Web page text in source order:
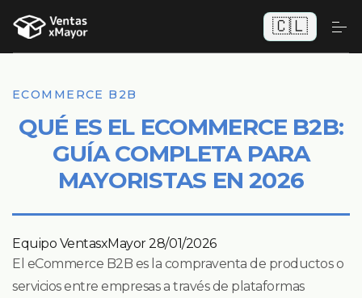
🇨🇱
ECOMMERCE B2B
QUÉ ES EL ECOMMERCE B2B:
GUÍA COMPLETA PARA
MAYORISTAS EN 2026
Equipo VentasxMayor28/01/2026
El eCommerce B2B es la compraventa de productos o
servicios entre empresas a través de plataformas